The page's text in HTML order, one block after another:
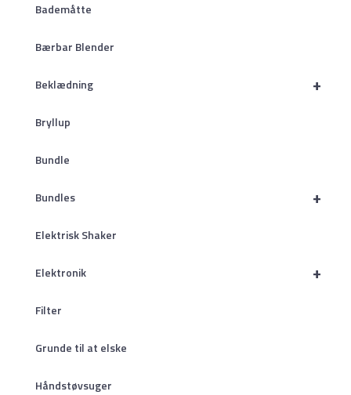
Bademåtte
Bærbar Blender
+
Beklædning
Bryllup
Bundle
+
Bundles
Elektrisk Shaker
+
Elektronik
Filter
Grunde til at elske
Håndstøvsuger